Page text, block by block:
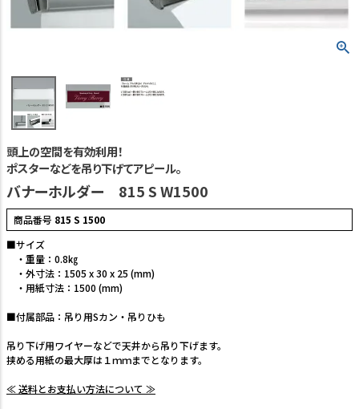
よくある質問
特定商取引法表示
会社概要
頭上の空間を有効利用！
ポスターなどを吊り下げてアピール。
バナーホルダー 815 S W1500
商品番号 815 S 1500
■サイズ
・重量：0.8㎏
・外寸法：1505 x 30 x 25 (mm)
・用紙寸法：1500 (mm)
■付属部品：吊り用Sカン・吊りひも
吊り下げ用ワイヤーなどで天井から吊り下げます。
挟める用紙の最大厚は１ｍｍまでとなります。
≪ 送料とお支払い方法について ≫